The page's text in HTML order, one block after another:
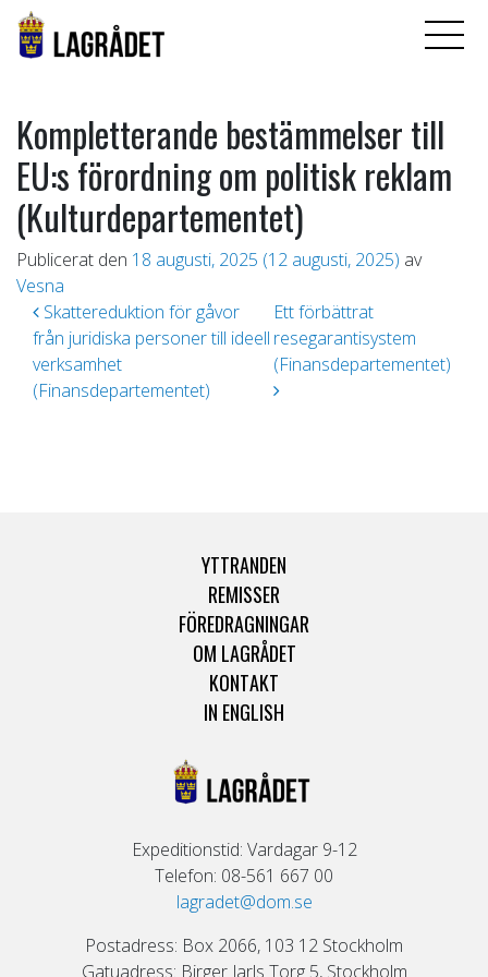
Kompletterande bestämmelser till
EU:s förordning om politisk reklam
(Kulturdepartementet)
Publicerat den 18 augusti, 2025 (12 augusti, 2025) av
Vesna
Inläggsnavigering
Skattereduktion för gåvor
från juridiska personer till ideell
verksamhet
(Finansdepartementet)
Ett förbättrat
resegarantisystem
(Finansdepartementet)
YTTRANDEN
REMISSER
FÖREDRAGNINGAR
OM LAGRÅDET
KONTAKT
IN ENGLISH
Expeditionstid: Vardagar 9-12
Telefon: 08-561 667 00
lagradet@dom.se
Postadress: Box 2066, 103 12 Stockholm
Gatuadress: Birger Jarls Torg 5, Stockholm